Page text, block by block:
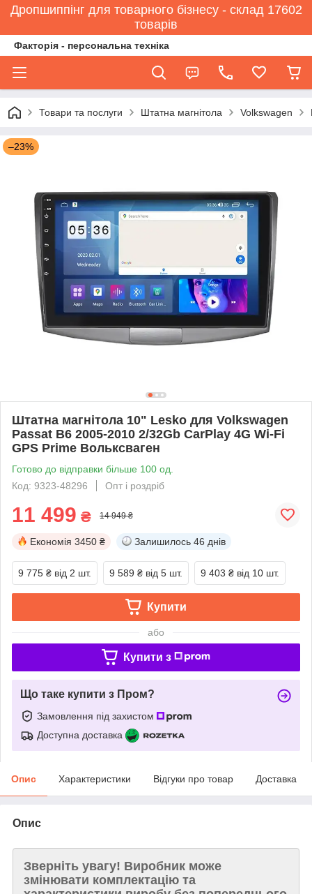
Дропшиппінг для товарного бізнесу - склад 17602
товарів
Факторія - персональна техніка
Товари та послуги Штатна магнітола Volkswagen
–23%
Штатна магнітола 10" Lesko для Volkswagen
Passat B6 2005-2010 2/32Gb CarPlay 4G Wi-Fi
GPS Prime Вольксваген
Готово до відправки більше 100 од.
Код: 9323-48296
Опт і роздріб
11 499 ₴ 14 949 ₴
Економія 3450 ₴ Залишилось 46 днів
9 775 ₴ від 2 шт. 9 589 ₴ від 5 шт. 9 403 ₴ від 10 шт.
Купити
або
Купити з
Що таке купити з Пром?
Замовлення під захистом
Доступна доставка
Опис Характеристики Відгуки про товар Доставка
Опис
Зверніть увагу! Виробник може
змінювати комплектацію та